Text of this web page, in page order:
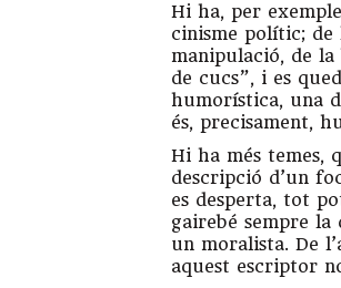
Hi ha, per
cinisme polític; de
manipulació, de
de cucs”, i es
humorística, una
és, precisament,
Hi ha més temes,
descripció d’un
es desperta, tot
gairebé sempre la
un moralista. De
aquest escriptor